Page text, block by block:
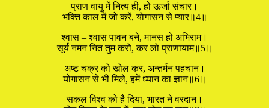
प्राण वायु में नित्य ही, हो ऊर्जा संचार।
भक्ति काल में जो करें, योगासन से प्यार॥4॥
श्वास – श्वास पावन बने, मानस हो अभिराम।
सूर्य नमन नित तुम करो, कर लो प्राणायाम॥5॥
अष्ट चक्र को खोल कर, अन्तर्मन पहचान।
योगासन से भी मिले, हमें ध्यान का ज्ञान॥6॥
सकल विश्व को है दिया, भारत ने वरदान।